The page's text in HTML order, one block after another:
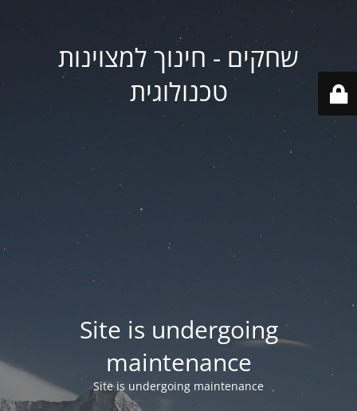
שחקים - חינוך למצוינות
טכנולוגית
Site is undergoing
maintenance
Site is undergoing maintenance